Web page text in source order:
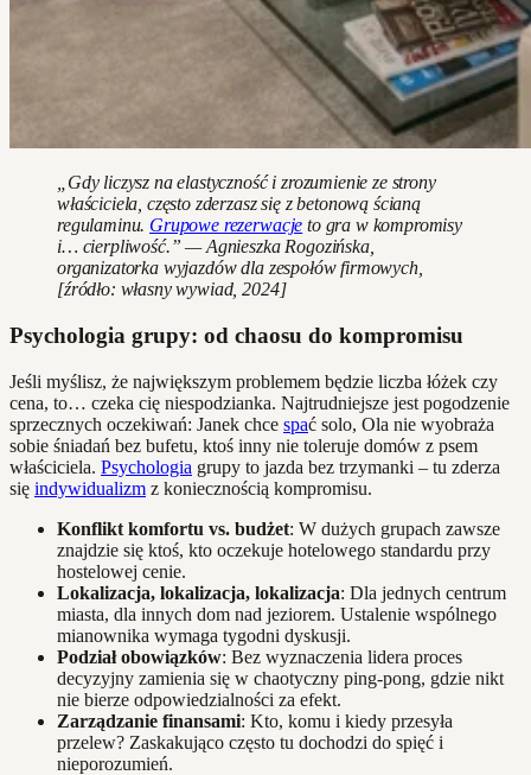
„Gdy liczysz na elastyczność i zrozumienie ze strony
właściciela, często zderzasz się z betonową ścianą
regulaminu. Grupowe rezerwacje to gra w kompromisy
i… cierpliwość.” — Agnieszka Rogozińska,
organizatorka wyjazdów dla zespołów firmowych,
[źródło: własny wywiad, 2024]
Psychologia grupy: od chaosu do kompromisu
Jeśli myślisz, że największym problemem będzie liczba łóżek czy
cena, to… czeka cię niespodzianka. Najtrudniejsze jest pogodzenie
sprzecznych oczekiwań: Janek chce spać solo, Ola nie wyobraża
sobie śniadań bez bufetu, ktoś inny nie toleruje domów z psem
właściciela. Psychologia grupy to jazda bez trzymanki – tu zderza
się indywidualizm z koniecznością kompromisu.
Konflikt komfortu vs. budżet: W dużych grupach zawsze
znajdzie się ktoś, kto oczekuje hotelowego standardu przy
hostelowej cenie.
Lokalizacja, lokalizacja, lokalizacja: Dla jednych centrum
miasta, dla innych dom nad jeziorem. Ustalenie wspólnego
mianownika wymaga tygodni dyskusji.
Podział obowiązków: Bez wyznaczenia lidera proces
decyzyjny zamienia się w chaotyczny ping-pong, gdzie nikt
nie bierze odpowiedzialności za efekt.
Zarządzanie finansami: Kto, komu i kiedy przesyła
przelew? Zaskakująco często tu dochodzi do spięć i
nieporozumień.